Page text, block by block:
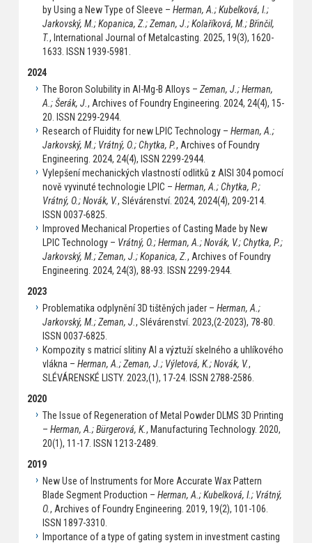
by Using a New Type of Sleeve – Herman, A.; Kubelková, I.;
Jarkovský, M.; Kopanica, Z.; Zeman, J.; Kolaříková, M.; Břinčil,
T., International Journal of Metalcasting. 2025, 19(3), 1620-
1633. ISSN 1939-5981.
2024
The Boron Solubility in Al-Mg-B Alloys – Zeman, J.; Herman,
A.; Šerák, J. , Archives of Foundry Engineering. 2024, 24(4), 15-
20. ISSN 2299-2944.
Research of Fluidity for new LPIC Technology – Herman, A.;
Jarkovský, M.; Vrátný, O.; Chytka, P., Archives of Foundry
Engineering. 2024, 24(4), ISSN 2299-2944.
Vylepšení mechanických vlastností odlitků z AISI 304 pomocí
nově vyvinuté technologie LPIC – Herman, A.; Chytka, P.;
Vrátný, O.; Novák, V., Slévárenství. 2024, 2024(4), 209-214.
ISSN 0037-6825.
Improved Mechanical Properties of Casting Made by New
LPIC Technology – Vrátný, O.; Herman, A.; Novák, V.; Chytka, P.;
Jarkovský, M.; Zeman, J.; Kopanica, Z., Archives of Foundry
Engineering. 2024, 24(3), 88-93. ISSN 2299-2944.
2023
Problematika odplynění 3D tištěných jader – Herman, A.;
Jarkovský, M.; Zeman, J. , Slévárenství. 2023,(2-2023), 78-80.
ISSN 0037-6825.
Kompozity s matricí slitiny Al a výztuží skelného a uhlíkového
vlákna – Herman, A.; Zeman, J.; Výletová, K.; Novák, V.,
SLÉVÁRENSKÉ LISTY. 2023,(1), 17-24. ISSN 2788-2586.
2020
The Issue of Regeneration of Metal Powder DLMS 3D Printing
– Herman, A.; Bürgerová, K., Manufacturing Technology. 2020,
20(1), 11-17. ISSN 1213-2489.
2019
New Use of Instruments for More Accurate Wax Pattern
Blade Segment Production – Herman, A.; Kubelková, I.; Vrátný,
O., Archives of Foundry Engineering. 2019, 19(2), 101-106.
ISSN 1897-3310.
Importance of a type of gating system in investment casting